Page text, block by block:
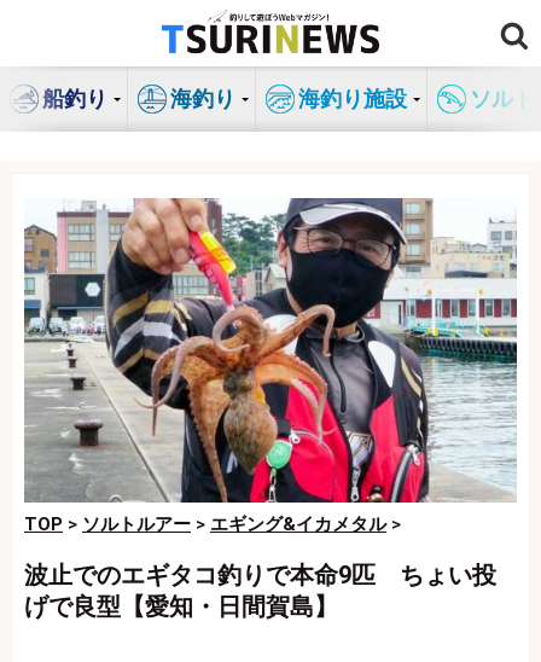
ン
船釣り 海釣り 海釣り施設 ソル
TOP > ソルトルアー > エギング&イカメタル>
波止でのエギタコ釣りで本命9匹 ちょい投
げで良型【愛知・日間賀島】